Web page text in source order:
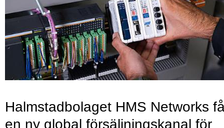
Halmstadbolaget HMS Networks
en ny global försäljningskanal för